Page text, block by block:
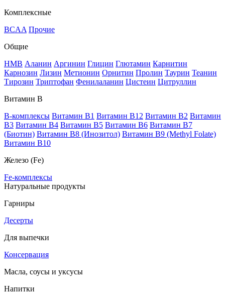
Комплексные
BCAA Прочие
Общие
HMB Аланин Аргинин Глицин Глютамин Карнитин
Карнозин Лизин Метионин Орнитин Пролин Таурин Теанин
Тирозин Триптофан Фенилаланин Цистеин Цитруллин
Витамин В
B-комплексы Витамин B1 Витамин B12 Витамин B2 Витамин
B3 Витамин B4 Витамин B5 Витамин B6 Витамин B7
(Биотин) Витамин B8 (Инозитол) Витамин B9 (Methyl Folate)
Витамин В10
Железо (Fe)
Fe-комплексы
Натуральные продукты
Гарниры
Десерты
Для выпечки
Консервация
Масла, соусы и уксусы
Напитки